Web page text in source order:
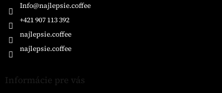
Info@najlepsie.coffee
+421 907 113 392
najlepsie.coffee
najlepsie.coffee
Informácie pre vás